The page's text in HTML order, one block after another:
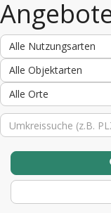
Alle Nutzungsarten
Alle Objektarten
Alle Orte